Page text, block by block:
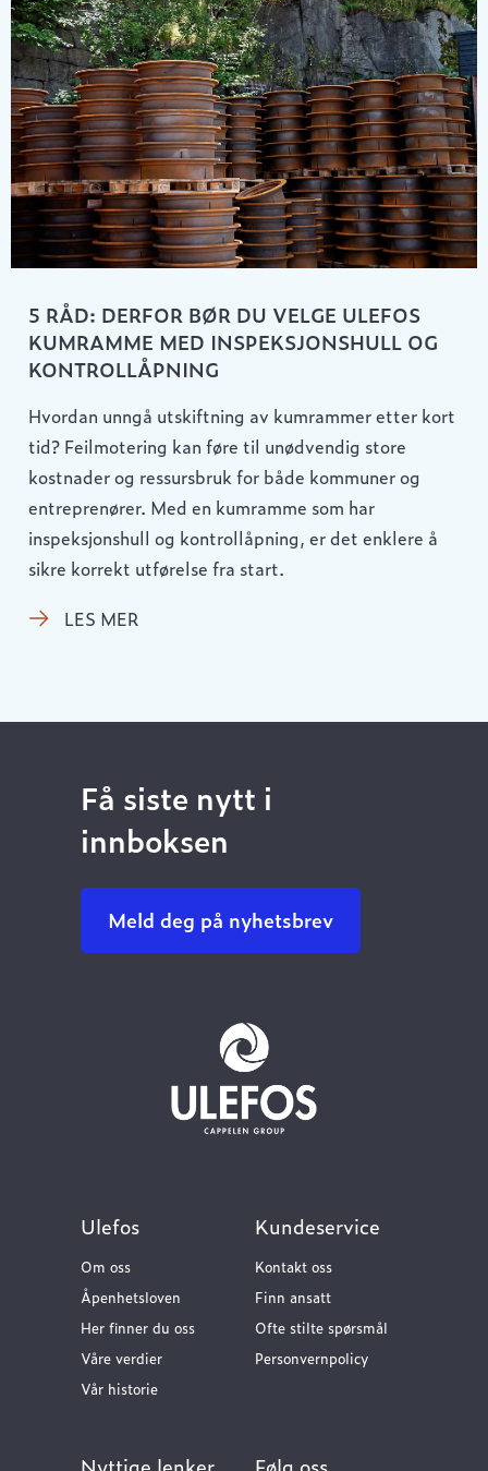
5 RÅD: DERFOR BØR DU VELGE ULEFOS
KUMRAMME MED INSPEKSJONSHULL OG
KONTROLLÅPNING
Hvordan unngå utskiftning av kumrammer etter kort
tid? Feilmotering kan føre til unødvendig store
kostnader og ressursbruk for både kommuner og
entreprenører. Med en kumramme som har
inspeksjonshull og kontrollåpning, er det enklere å
sikre korrekt utførelse fra start.
LES MER
Få siste nytt i
innboksen
Meld deg på nyhetsbrev
Ulefos
Om oss
Åpenhetsloven
Her finner du oss
Våre verdier
Vår historie
Kundeservice
Kontakt oss
Finn ansatt
Ofte stilte spørsmål
Personvernpolicy